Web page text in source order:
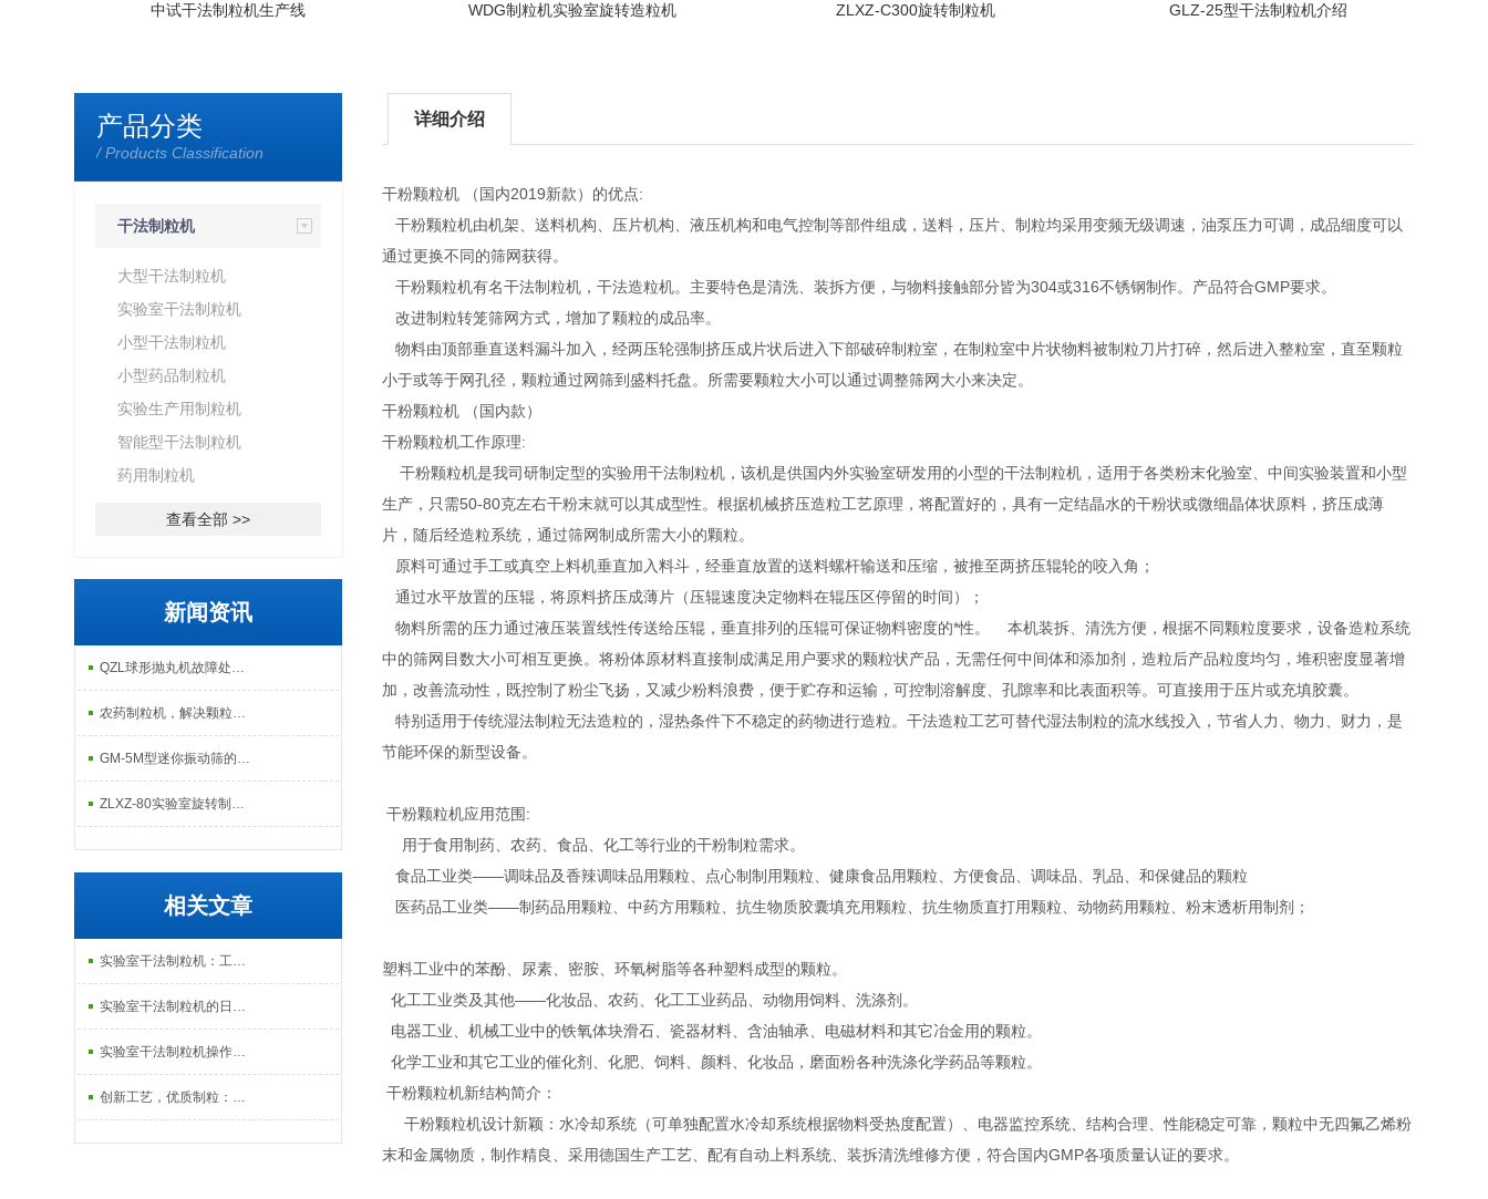
中试干法制粒机生产线 WDG制粒机实验室旋转造粒机 ZLXZ-C300旋转制粒机 GLZ-25型干法制粒机介绍
产品分类
/ Products Classification
干法制粒机
大型干法制粒机
实验室干法制粒机
小型干法制粒机
小型药品制粒机
实验生产用制粒机
智能型干法制粒机
药用制粒机
查看全部 >>
新闻资讯
QZL球形抛丸机故障处理实用指南
农药制粒机，解决颗粒易碎、悬浮率低难题
GM-5M型迷你振动筛的使用与维护注意事项
ZLXZ-80实验室旋转制粒机的工作原理及结构组成
2026-06-08
相关文章
实验室干法制粒机：工作原理与多行业应用探索
实验室干法制粒机的日常维护保养方法
实验室干法制粒机操作步骤详解
创新工艺，优质制粒：干法制粒机的工作原理与发展趋势
2023-11-17
详细介绍
干粉颗粒机 （国内2019新款）的优点:
干粉颗粒机由机架、送料机构、压片机构、液压机构和电气控制等部件组成，送料，压片、制粒均采用变频无级调速，油泵压力可调，成品细度可以
通过更换不同的筛网获得。
干粉颗粒机有名干法制粒机，干法造粒机。主要特色是清洗、装拆方便，与物料接触部分皆为304或316不锈钢制作。产品符合GMP要求。
改进制粒转笼筛网方式，增加了颗粒的成品率。
物料由顶部垂直送料漏斗加入，经两压轮强制挤压成片状后进入下部破碎制粒室，在制粒室中片状物料被制粒刀片打碎，然后进入整粒室，直至颗粒
小于或等于网孔径，颗粒通过网筛到盛料托盘。所需要颗粒大小可以通过调整筛网大小来决定。
干粉颗粒机 （国内款）
干粉颗粒机工作原理:
干粉颗粒机是我司研制定型的实验用干法制粒机，该机是供国内外实验室研发用的小型的干法制粒机，适用于各类粉末化验室、中间实验装置和小型
生产，只需50-80克左右干粉末就可以其成型性。根据机械挤压造粒工艺原理，将配置好的，具有一定结晶水的干粉状或微细晶体状原料，挤压成薄
片，随后经造粒系统，通过筛网制成所需大小的颗粒。
原料可通过手工或真空上料机垂直加入料斗，经垂直放置的送料螺杆输送和压缩，被推至两挤压辊轮的咬入角；
通过水平放置的压辊，将原料挤压成薄片（压辊速度决定物料在辊压区停留的时间）；
物料所需的压力通过液压装置线性传送给压辊，垂直排列的压辊可保证物料密度的*性。 本机装拆、清洗方便，根据不同颗粒度要求，设备造粒系统
中的筛网目数大小可相互更换。将粉体原材料直接制成满足用户要求的颗粒状产品，无需任何中间体和添加剂，造粒后产品粒度均匀，堆积密度显著增
加，改善流动性，既控制了粉尘飞扬，又减少粉料浪费，便于贮存和运输，可控制溶解度、孔隙率和比表面积等。可直接用于压片或充填胶囊。
特别适用于传统湿法制粒无法造粒的，湿热条件下不稳定的药物进行造粒。干法造粒工艺可替代湿法制粒的流水线投入，节省人力、物力、财力，是
节能环保的新型设备。
干粉颗粒机应用范围:
用于食用制药、农药、食品、化工等行业的干粉制粒需求。
食品工业类——调味品及香辣调味品用颗粒、点心制制用颗粒、健康食品用颗粒、方便食品、调味品、乳品、和保健品的颗粒
医药品工业类——制药品用颗粒、中药方用颗粒、抗生物质胶囊填充用颗粒、抗生物质直打用颗粒、动物药用颗粒、粉末透析用制剂；
塑料工业中的苯酚、尿素、密胺、环氧树脂等各种塑料成型的颗粒。
化工工业类及其他——化妆品、农药、化工工业药品、动物用饲料、洗涤剂。
电器工业、机械工业中的铁氧体块滑石、瓷器材料、含油轴承、电磁材料和其它冶金用的颗粒。
化学工业和其它工业的催化剂、化肥、饲料、颜料、化妆品，磨面粉各种洗涤化学药品等颗粒。
干粉颗粒机新结构简介：
干粉颗粒机设计新颖：水冷却系统（可单独配置水冷却系统根据物料受热度配置）、电器监控系统、结构合理、性能稳定可靠，颗粒中无四氟乙烯粉
末和金属物质，制作精良、采用德国生产工艺、配有自动上料系统、装拆清洗维修方便，符合国内GMP各项质量认证的要求。